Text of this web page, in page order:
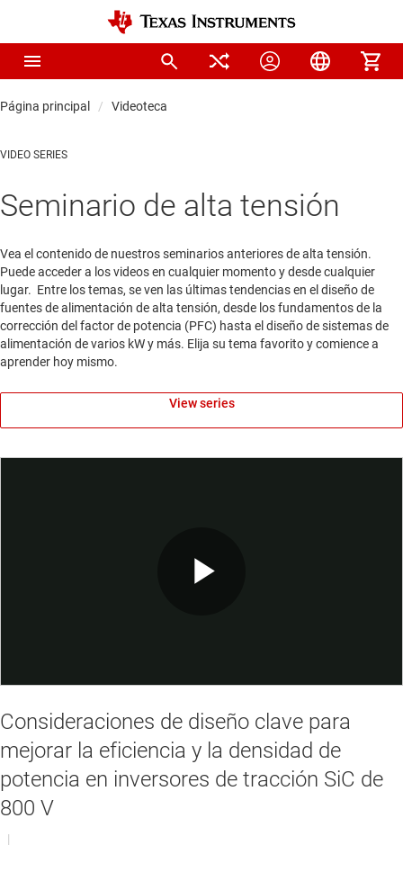
Página principal Videoteca
VIDEO SERIES
Seminario de alta tensión
Vea el contenido de nuestros seminarios anteriores de alta tensión.
Puede acceder a los videos en cualquier momento y desde cualquier
lugar. Entre los temas, se ven las últimas tendencias en el diseño de
fuentes de alimentación de alta tensión, desde los fundamentos de la
corrección del factor de potencia (PFC) hasta el diseño de sistemas de
alimentación de varios kW y más. Elija su tema favorito y comience a
aprender hoy mismo.
Video
Consideraciones de diseño clave para
mejorar la eficiencia y la densidad de
potencia en inversores de tracción SiC de
800 V
|
View series